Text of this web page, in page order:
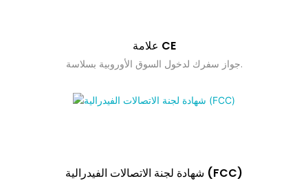
علامة CE
جواز سفرك لدخول السوق الأوروبية بسلاسة.
شهادة لجنة الاتصالات الفيدرالية (FCC)